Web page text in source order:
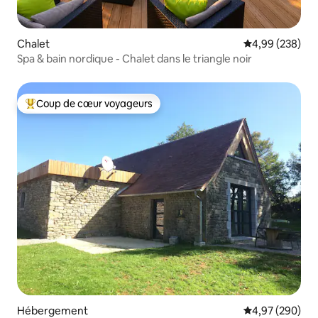
Chalet Évaluation
4,99 (238)
Spa & bain nordique - Chalet dans le triangle noir
Coups de cœur voyageurs les plus appréciés
Coup de cœur voyageurs
Hébergement Évaluation
4,97 (290)